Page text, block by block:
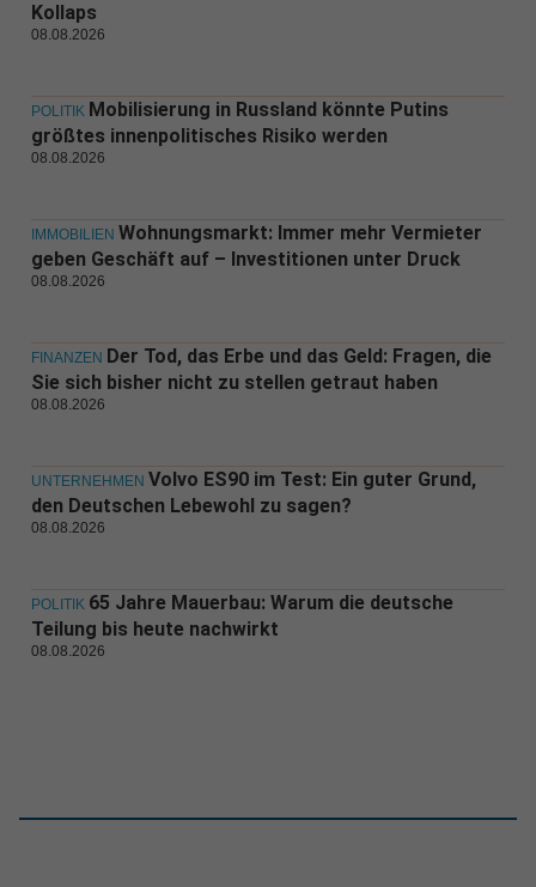
Kollaps
08.08.2026
POLITIK Mobilisierung in Russland könnte Putins
größtes innenpolitisches Risiko werden
08.08.2026
IMMOBILIEN Wohnungsmarkt: Immer mehr Vermieter
geben Geschäft auf – Investitionen unter Druck
08.08.2026
FINANZEN Der Tod, das Erbe und das Geld: Fragen, die
Sie sich bisher nicht zu stellen getraut haben
08.08.2026
UNTERNEHMEN Volvo ES90 im Test: Ein guter Grund,
den Deutschen Lebewohl zu sagen?
08.08.2026
POLITIK 65 Jahre Mauerbau: Warum die deutsche
Teilung bis heute nachwirkt
08.08.2026